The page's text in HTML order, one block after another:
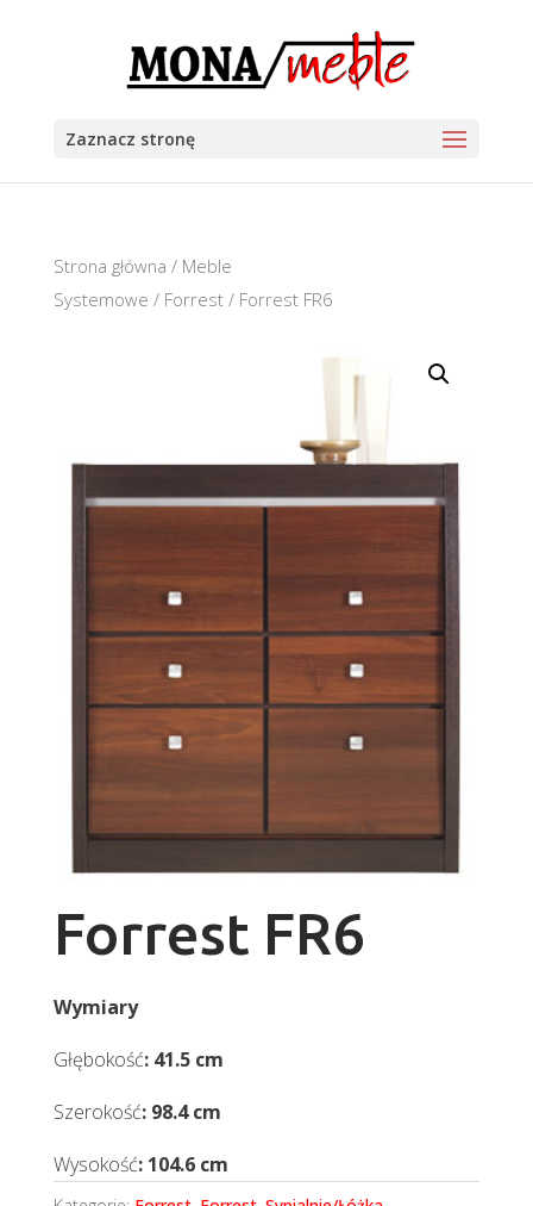
Zaznacz stronę
Strona główna / Meble
Systemowe / Forrest/ Forrest FR6
Forrest FR6
Wymiary
Głębokość: 41.5 cm
Szerokość: 98.4 cm
Wysokość: 104.6 cm